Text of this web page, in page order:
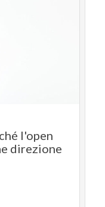
l'open
direzione